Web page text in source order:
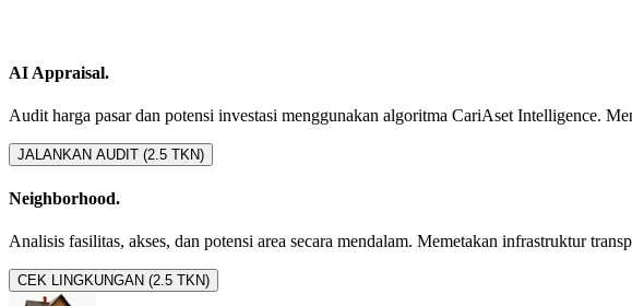
AI Appraisal.
Audit harga pasar dan potensi investasi menggunakan algoritma CariAset Intelligence.
JALANKAN AUDIT (2.5 TKN)
Neighborhood.
Analisis fasilitas, akses, dan potensi area secara mendalam. Memetakan infrastruktur
CEK LINGKUNGAN (2.5 TKN)